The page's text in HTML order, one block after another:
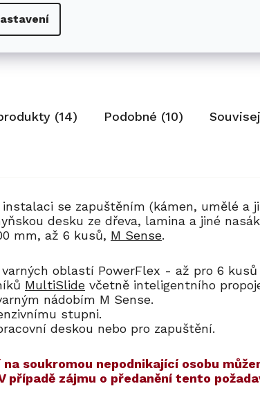
nás zaparkovat.
zkušenostmi
(14) Podobné (10)
se zapuštěním (kámen, umělé a
desku ze dřeva, lamina a jiné
mm, až 6 kusů, M Sense.
oblastí PowerFlex - až pro 6
MultiSlide včetně inteligentního
nádobím M Sense.
stupni.
deskou nebo pro zapuštění.
soukromou nepodnikající osobu
případě zájmu o předanění tento